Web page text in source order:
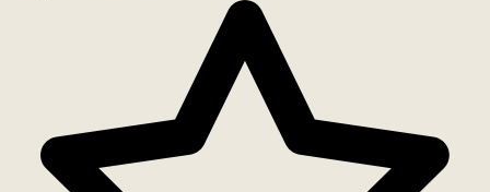
Aanwijzingen voor de gebruiker
Inleiding